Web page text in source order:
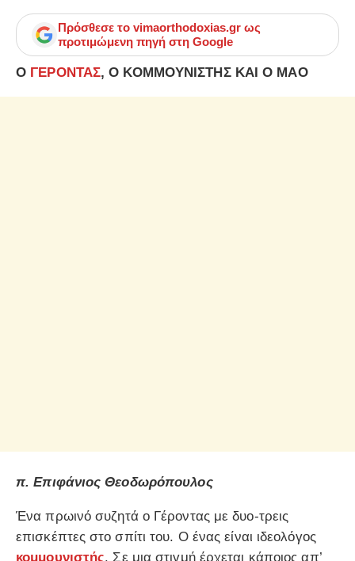
Πρόσθεσε το vimaorthodoxias.gr ως
προτιμώμενη πηγή στη Google
Ο ΓΕΡΟΝΤΑΣ, Ο ΚΟΜΜΟΥΝΙΣΤΗΣ ΚΑΙ Ο ΜΑΟ
π. Επιφάνιος Θεοδωρόπουλος
Ένα πρωινό συζητά ο Γέροντας με δυο-τρεις
επισκέπτες στο σπίτι του. Ο ένας είναι ιδεολόγος
κομμουνιστής. Σε μια στιγμή έρχεται κάποιος απ’